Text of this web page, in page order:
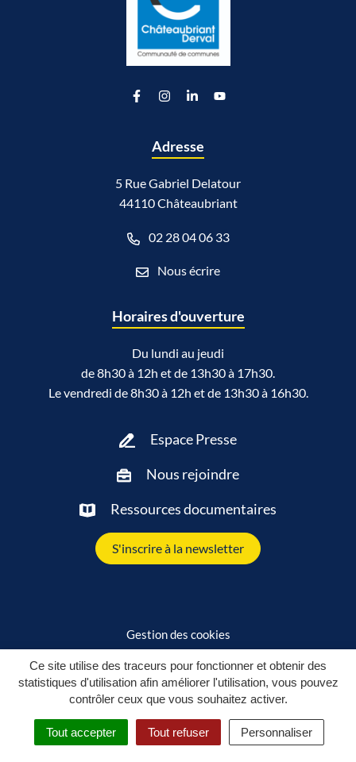
Ce site utilise des traceurs pour fonctionner et obtenir des
statistiques d'utilisation afin améliorer l'utilisation, vous pouvez
contrôler ceux que vous souhaitez activer.
Tout accepter Tout refuser Personnaliser
Lien vers le compte Facebook
Lien vers le compte Instagram
Lien vers le compte Linkedin
Lien vers la chaîne
Adresse
5 Rue Gabriel Delatour
44110 Châteaubriant
02 28 04 06 33
Nous écrire
Horaires d'ouverture
Du lundi au jeudi
de 8h30 à 12h et de 13h30 à 17h30.
Le vendredi de 8h30 à 12h et de 13h30 à 16h30.
Espace Presse
Nous rejoindre
Ressources documentaires
S'inscrire à la newsletter
Gestion des cookies
Plan du site
Mentions légales
Politique de confidentialité
Accessibilité : partiellement conforme